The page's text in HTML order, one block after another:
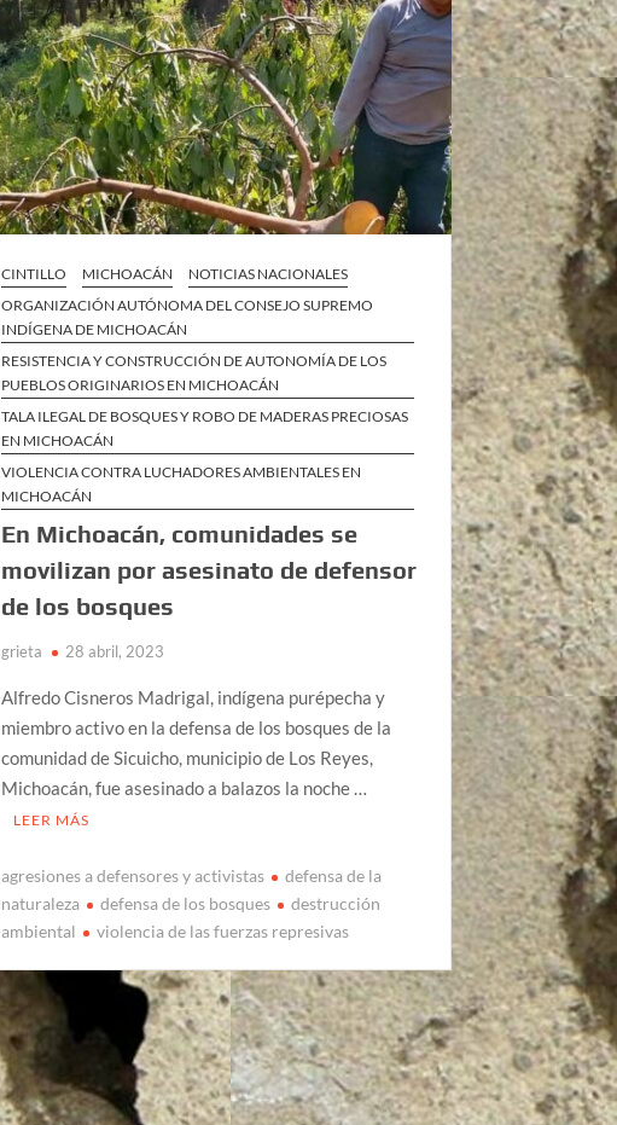
CINTILLO MICHOACÁN
NOTICIAS NACIONALES
ORGANIZACIÓN AUTÓNOMA DEL CONSEJO SUPREMO
INDÍGENA DE MICHOACÁN
RESISTENCIA Y CONSTRUCCIÓN DE AUTONOMÍA DE LOS
PUEBLOS ORIGINARIOS EN MICHOACÁN
TALA ILEGAL DE BOSQUES Y ROBO DE MADERAS PRECIOSAS
EN MICHOACÁN
VIOLENCIA CONTRA LUCHADORES AMBIENTALES EN
MICHOACÁN
En Michoacán, comunidades se
movilizan por asesinato de defensor
de los bosques
grieta 28 abril, 2023
Alfredo Cisneros Madrigal, indígena purépecha y
miembro activo en la defensa de los bosques de la
comunidad de Sicuicho, municipio de Los Reyes,
Michoacán, fue asesinado a balazos la noche …
LEER MÁS
agresiones a defensores y activistas
defensa de la
naturaleza
defensa de los bosques
destrucción
ambiental
violencia de las fuerzas represivas